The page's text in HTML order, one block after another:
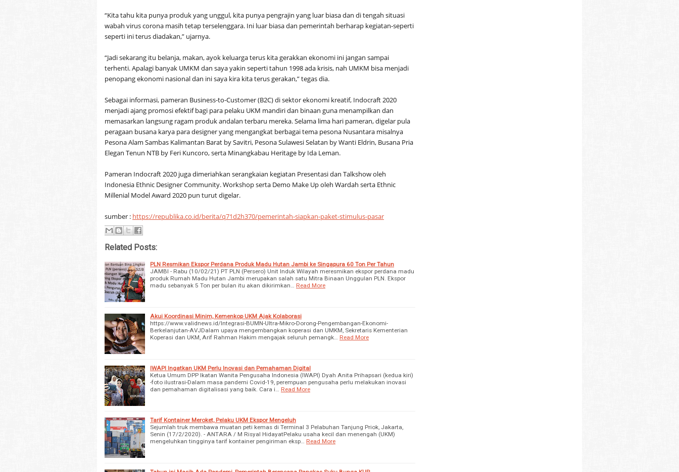
“Kita tahu kita punya produk yang unggul, kita punya pengrajin yang luar biasa dan di tengah situasi
wabah virus corona masih tetap terselenggara. Ini luar biasa dan pemerintah berharap kegiatan-seperti
seperti ini terus diadakan,” ujarnya.
“Jadi sekarang itu belanja, makan, ayok keluarga terus kita gerakkan ekonomi ini jangan sampai
terhenti. Apalagi banyak UMKM dan saya yakin seperti tahun 1998 ada krisis, nah UMKM bisa menjadi
penopang ekonomi nasional dan ini saya kira kita terus gerakan,” tegas dia.
Sebagai informasi, pameran Business-to-Customer (B2C) di sektor ekonomi kreatif, Indocraft 2020
menjadi ajang promosi efektif bagi para pelaku UKM mandiri dan binaan guna menampilkan dan
memasarkan langsung ragam produk andalan terbaru mereka. Selama lima hari pameran, digelar pula
peragaan busana karya para designer yang mengangkat berbagai tema pesona Nusantara misalnya
Pesona Alam Sambas Kalimantan Barat by Savitri, Pesona Sulawesi Selatan by Wanti Eldrin, Busana Pria
Elegan Tenun NTB by Feri Kuncoro, serta Minangkabau Heritage by Ida Leman.
Pameran Indocraft 2020 juga dimeriahkan serangkaian kegiatan Presentasi dan Talkshow oleh
Indonesia Ethnic Designer Community. Workshop serta Demo Make Up oleh Wardah serta Ethnic
Millenial Model Award 2020 pun turut digelar.
sumber : https://republika.co.id/berita/q71d2h370/pemerintah-siapkan-paket-stimulus-pasar
Related Posts:
PLN Resmikan Ekspor Perdana Produk Madu Hutan Jambi ke Singapura 60 Ton Per Tahun
JAMBI - Rabu (10/02/21) PT PLN (Persero) Unit Induk Wilayah meresmikan ekspor perdana madu
produk Rumah Madu Hutan Jambi merupakan salah satu Mitra Binaan Unggulan PLN. Ekspor
madu sebanyak 5 Ton per bulan itu akan dikirimkan…
Read More
Akui Koordinasi Minim, Kemenkop UKM Ajak Kolaborasi
https://www.validnews.id/Integrasi-BUMN-Ultra-Mikro-Dorong-Pengembangan-Ekonomi-
Berkelanjutan-AVJDalam upaya mengembangkan koperasi dan UMKM, Sekretaris Kementerian
Koperasi dan UKM, Arif Rahman Hakim mengajak seluruh pemangk…
Read More
IWAPI Ingatkan UKM Perlu Inovasi dan Pemahaman Digital
Ketua Umum DPP Ikatan Wanita Pengusaha Indonesia (IWAPI) Dyah Anita Prihapsari (kedua kiri)
-foto ilustrasi-Dalam masa pandemi Covid-19, perempuan pengusaha perlu melakukan inovasi
dan pemahaman digitalisasi yang baik. Cara i…
Read More
Tarif Kontainer Meroket, Pelaku UKM Ekspor Mengeluh
Sejumlah truk membawa muatan peti kemas di Terminal 3 Pelabuhan Tanjung Priok, Jakarta,
Senin (17/2/2020). - ANTARA / M Risyal HidayatPelaku usaha kecil dan menengah (UKM)
mengeluhkan tingginya tarif kontainer pengiriman eksp…
Read More